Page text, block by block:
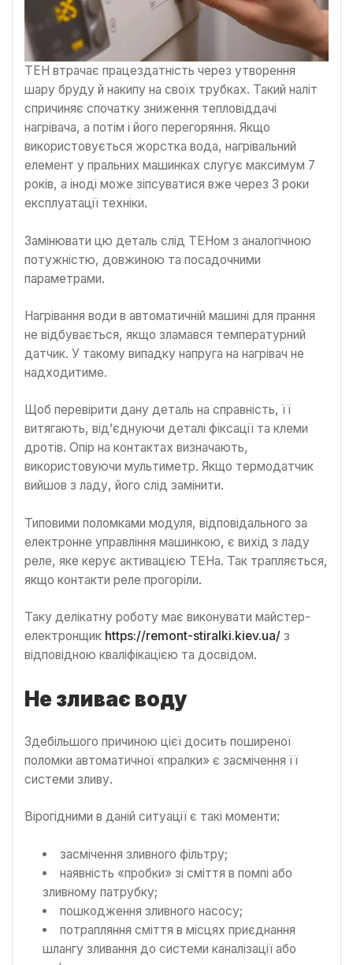
ТЕН втрачає працездатність через утворення
шару бруду й накипу на своїх трубках. Такий наліт
спричиняє спочатку зниження тепловіддачі
нагрівача, а потім і його перегоряння. Якщо
використовується жорстка вода, нагрівальний
елемент у пральних машинках слугує максимум 7
років, а іноді може зіпсуватися вже через 3 роки
експлуатації техніки.
Замінювати цю деталь слід ТЕНом з аналогічною
потужністю, довжиною та посадочними
параметрами.
Нагрівання води в автоматичній машині для прання
не відбувається, якщо зламався температурний
датчик. У такому випадку напруга на нагрівач не
надходитиме.
Щоб перевірити дану деталь на справність, її
витягають, від’єднуючи деталі фіксації та клеми
дротів. Опір на контактах визначають,
використовуючи мультиметр. Якщо термодатчик
вийшов з ладу, його слід замінити.
Типовими поломками модуля, відповідального за
електронне управління машинкою, є вихід з ладу
реле, яке керує активацією ТЕНа. Так трапляється,
якщо контакти реле прогоріли.
Таку делікатну роботу має виконувати майстер-
електронщик https://remont-stiralki.kiev.ua/ з
відповідною кваліфікацією та досвідом.
Не зливає воду
Здебільшого причиною цієї досить поширеної
поломки автоматичної «пралки» є засмічення її
системи зливу.
Вірогідними в даній ситуації є такі моменти:
засмічення зливного фільтру;
наявність «пробки» зі сміття в помпі або
зливному патрубку;
пошкодження зливного насосу;
потрапляння сміття в місцях приєднання
шлангу зливання до системи каналізації або